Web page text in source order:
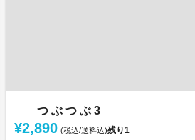
つ ぶ つ ぶ 3
¥2,890 (税込/送料込)残り1